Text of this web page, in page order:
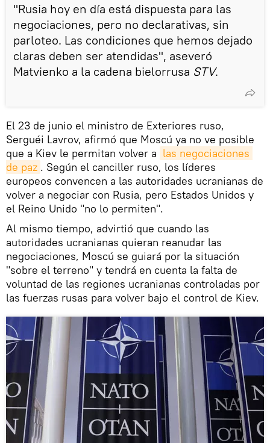
"Rusia hoy en día está dispuesta para las
negociaciones, pero no declarativas, sin
parloteo. Las condiciones que hemos dejado
claras deben ser atendidas", aseveró
Matvienko a la cadena bielorrusa STV.
El 23 de junio el ministro de Exteriores ruso,
Serguéi Lavrov, afirmó que Moscú ya no ve posible
que a Kiev le permitan volver a las negociaciones
de paz . Según el canciller ruso, los líderes
europeos convencen a las autoridades ucranianas de
volver a negociar con Rusia, pero Estados Unidos y
el Reino Unido "no lo permiten".
Al mismo tiempo, advirtió que cuando las
autoridades ucranianas quieran reanudar las
negociaciones, Moscú se guiará por la situación
"sobre el terreno" y tendrá en cuenta la falta de
voluntad de las regiones ucranianas controladas por
las fuerzas rusas para volver bajo el control de Kiev.